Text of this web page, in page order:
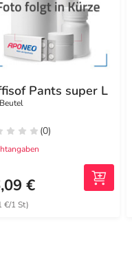
Pants super L
(0)
€
€/1 St)